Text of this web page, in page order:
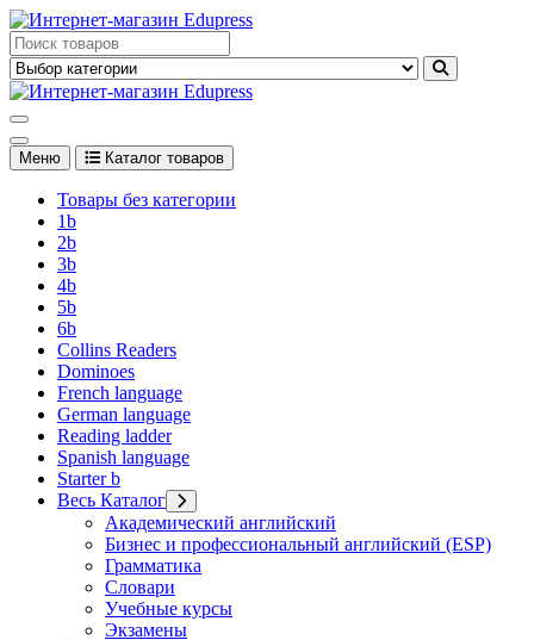
Перейти
к
содержимому
Edupress Uzbekistan, Edupress Узбекистан, книги, учебники на
английском языке
английском языке
Меню Каталог товаров
Товары без категории
1b
2b
3b
4b
5b
6b
Collins Readers
Dominoes
French language
German language
Reading ladder
Spanish language
Starter b
Весь Каталог
Академический английский
Бизнес и профессиональный английский (ESP)
Грамматика
Словари
Учебные курсы
Экзамены